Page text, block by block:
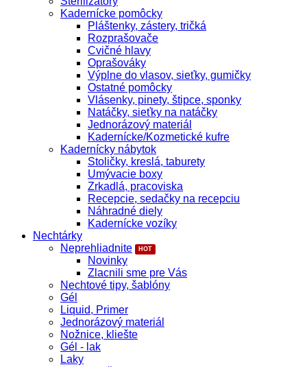
Kadernícke pomôcky
Pláštenky, zástery, tričká
Rozprašovače
Cvičné hlavy
Oprašováky
Výplne do vlasov, sieťky, gumičky
Ostatné pomôcky
Vlásenky, pinety, štipce, sponky
Natáčky, sieťky na natáčky
Jednorázový materiál
Kadernícke/Kozmetické kufre
Kadernícky nábytok
Stoličky, kreslá, taburety
Umývacie boxy
Zrkadlá, pracoviska
Recepcie, sedačky na recepciu
Náhradné diely
Kadernícke vozíky
Nechtárky
Neprehliadnite
Novinky
Zlacnili sme pre Vás
Nechtové tipy, šablóny
Gél
Liquid, Primer
Jednorázový materiál
Nožnice, kliešte
Gél - lak
Laky